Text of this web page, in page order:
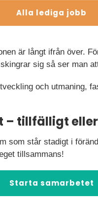
Alla lediga jobb
är långt ifrån över.
sig så ser man
och utmaning,
– tillfälligt
som står stadigt i
tillsammans!
Starta samarbetet